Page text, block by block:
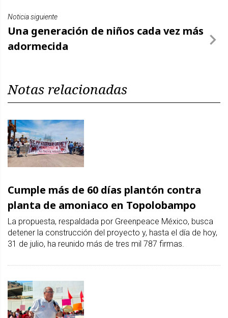
Noticia siguiente
Una generación de niños cada vez más
adormecida
Notas relacionadas
Cumple más de 60 días plantón contra
planta de amoniaco en Topolobampo
La propuesta, respaldada por Greenpeace México, busca
detener la construcción del proyecto y, hasta el día de hoy,
31 de julio, ha reunido más de tres mil 787 firmas.